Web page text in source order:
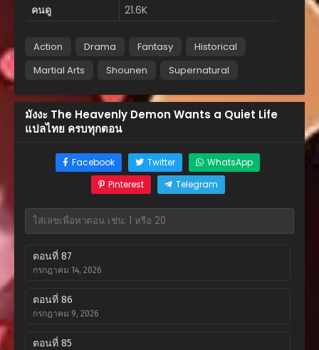
คนดู
21.6K
Action Drama Fantasy
Historical
Martial Arts
Shounen Supernatural
มังงะ The Heavenly Demon Wants a Quiet Life
แปลไทย ครบทุกตอน
Facebook Twitter
WhatsApp
Pinterest
Telegram
ตอนที่ 87
กรกฎาคม 14, 2026
ตอนที่ 86
กรกฎาคม 9, 2026
ตอนที่ 85